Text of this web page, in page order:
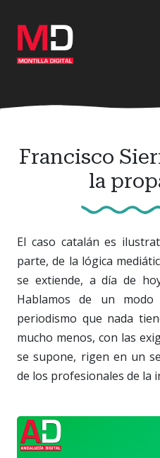
contenido
principal
Francisco
la
El caso catalán es
parte, de la lógica
se extiende, a día de
Hablamos de un
periodismo que nada
mucho menos, con las
se supone, rigen en un
de los profesionales de la